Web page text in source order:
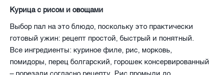
Курица с рисом и овощами
Выбор пал на это блюдо, поскольку это практически
готовый ужин: рецепт простой, быстрый и понятный.
Все ингредиенты: куриное филе, рис, морковь,
помидоры, перец болгарский, горошек консервированный